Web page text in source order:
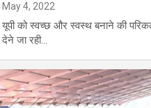
May 4, 2022
यूपी को स्वच्छ और स्वस्थ बनाने की
देने जा रही…